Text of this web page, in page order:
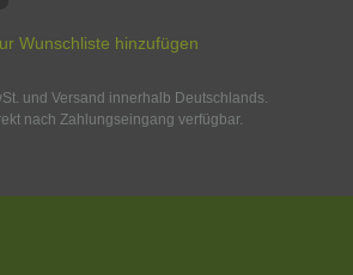
Wunschliste hinzufügen
und Versand innerhalb Deutschlands.
nach Zahlungseingang verfügbar.